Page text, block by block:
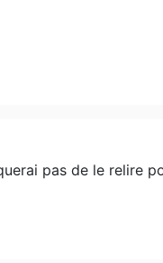
pas de le relire